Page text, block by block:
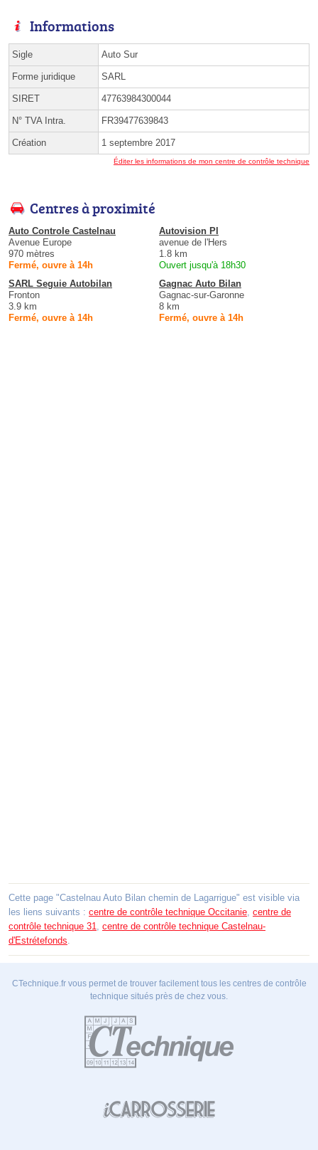
Informations
Sigle Auto Sur
Forme juridique SARL
SIRET 47763984300044
N° TVA Intra. FR39477639843
Création 1 septembre 2017
Éditer les informations de mon centre de contrôle technique
Centres à proximité
Auto Controle Castelnau
Avenue Europe
970 mètres
Fermé, ouvre à 14h
Autovision Pl
avenue de l'Hers
1.8 km
Ouvert jusqu'à 18h30
SARL Seguie Autobilan
Fronton
3.9 km
Fermé, ouvre à 14h
Gagnac Auto Bilan
Gagnac-sur-Garonne
8 km
Fermé, ouvre à 14h
Cette page "Castelnau Auto Bilan chemin de Lagarrigue" est visible via
les liens suivants : centre de contrôle technique Occitanie centre de
contrôle technique 31
centre de contrôle technique Castelnau-
d'Estrétefonds
CTechnique.fr vous permet de trouver facilement tous les centres de contrôle
technique situés près de chez vous.